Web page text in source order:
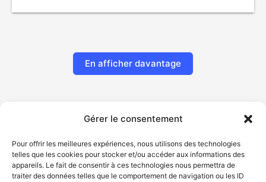
Gérer le consentement
Pour offrir les meilleures expériences, nous utilisons des technologies
telles que les cookies pour stocker et/ou accéder aux informations des
appareils. Le fait de consentir à ces technologies nous permettra de
traiter des données telles que le comportement de navigation ou les ID
En afficher davantage